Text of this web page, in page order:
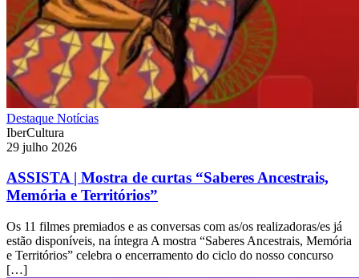
Destaque Notícias
IberCultura
29 julho 2026
ASSISTA | Mostra de curtas “Saberes Ancestrais,
Memória e Territórios”
Os 11 filmes premiados e as conversas com as/os realizadoras/es já
estão disponíveis, na íntegra A mostra “Saberes Ancestrais, Memória
e Territórios” celebra o encerramento do ciclo do nosso concurso
[…]